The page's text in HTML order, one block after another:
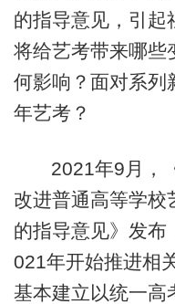
的指导意见，引起
将给艺考带来哪些
何影响？面对系列
年艺考？
2021年9月，
改进普通高等学校
的指导意见》发布
021年开始推进相
基本建立以统一高